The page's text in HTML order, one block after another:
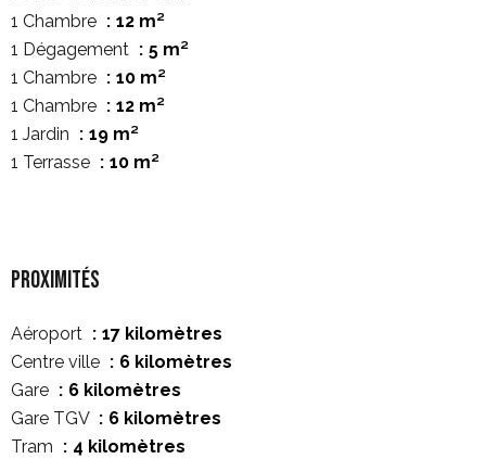
1 Chambre
12 m²
1 Dégagement
5 m²
1 Chambre
10 m²
1 Chambre
12 m²
1 Jardin
19 m²
1 Terrasse
10 m²
Proximités
Aéroport
17 kilomètres
Centre ville
6 kilomètres
Gare
6 kilomètres
Gare TGV
6 kilomètres
Tram
4 kilomètres